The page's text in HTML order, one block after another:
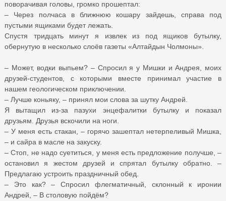
поворачивая головы, громко прошептал:
– Через полчаса в ближнюю кошару зайдешь, справа под
пустыми ящиками будет лежать.
Спустя тридцать минут я извлек из под ящиков бутылку,
обернутую в несколько слоёв газеты «Алтайдын Чолмоны».
– Может, водки выпьем? – Спросил я у Мишки и Андрея, моих
друзей-студентов, с которыми вместе принимал участие в
нашем геологическом приключении.
– Лучше коньяку, – принял мои слова за шутку Андрей.
Я вытащил из-за пазухи энцефалитки бутылку и показал
друзьям. Друзья вскочили на ноги.
– У меня есть стакан, – горячо зашептал нетерпеливый Мишка,
– и сайра в масле на закуску.
– Стоп, не надо суетиться, у меня есть предложение получше, –
остановил я жестом друзей и спрятал бутылку обратно. –
Предлагаю устроить праздничный обед.
– Это как? – Спросил флегматичный, склонный к иронии
Андрей, – В столовую пойдём?